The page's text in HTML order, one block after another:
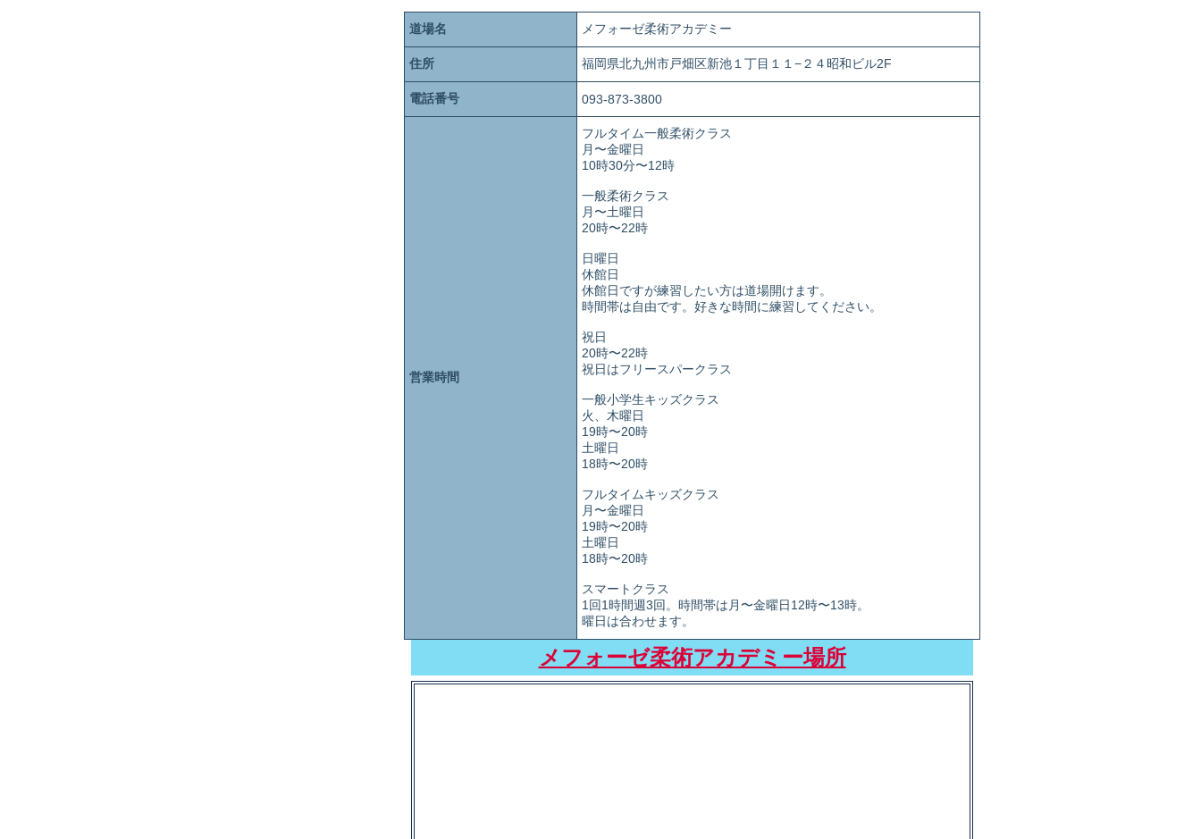
道場名 メフォーゼ柔術アカデミー
住所 福岡県北九州市戸畑区新池１丁目１１−２４昭和ビル2F
電話番号 093-873-3800
営業時間
フルタイム一般柔術クラス
月〜金曜日
10時30分〜12時
一般柔術クラス
月〜土曜日
20時〜22時
日曜日
休館日
休館日ですが練習したい方は道場開けます。
時間帯は自由です。好きな時間に練習してください。
祝日
20時〜22時
祝日はフリースパークラス
一般小学生キッズクラス
火、木曜日
19時〜20時
土曜日
18時〜20時
フルタイムキッズクラス
月〜金曜日
19時〜20時
土曜日
18時〜20時
スマートクラス
1回1時間週3回。時間帯は月〜金曜日12時〜13時。
曜日は合わせます。
メフォーゼ柔術アカデミー場所